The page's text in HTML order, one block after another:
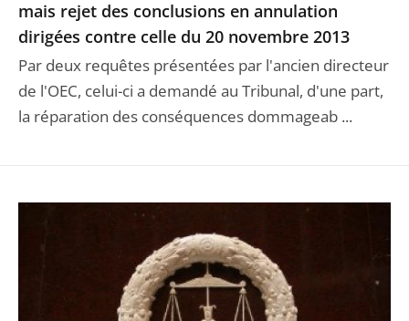
mais rejet des conclusions en annulation
dirigées contre celle du 20 novembre 2013
Par deux requêtes présentées par l'ancien directeur
de l'OEC, celui-ci a demandé au Tribunal, d'une part,
la réparation des conséquences dommageab ...